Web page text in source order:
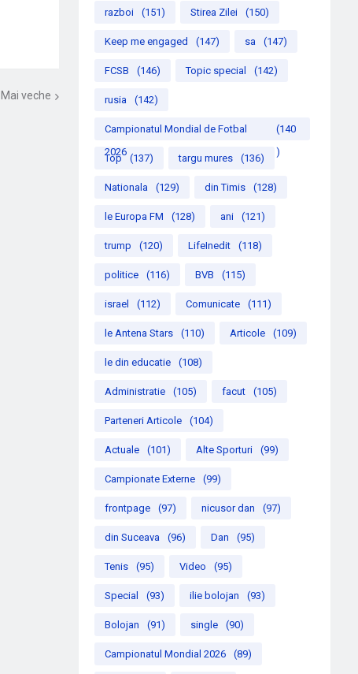
Mai veche
razboi (151) Stirea Zilei (150)
Keep me engaged (147) sa (147)
FCSB (146) Topic special (142)
rusia (142)
Campionatul Mondial de Fotbal
2026
(140
)
Top (137) targu mures (136)
Nationala (129) din Timis (128)
le Europa FM (128) ani (121)
trump (120) LifeInedit (118)
politice (116) BVB (115)
israel (112) Comunicate (111)
le Antena Stars (110) Articole (109)
le din educatie (108)
Administratie (105) facut (105)
Parteneri Articole (104)
Actuale (101) Alte Sporturi (99)
Campionate Externe (99)
frontpage (97) nicusor dan (97)
din Suceava (96) Dan (95)
Tenis (95) Video (95)
Special (93) ilie bolojan (93)
Bolojan (91) single (90)
Campionatul Mondial 2026 (89)